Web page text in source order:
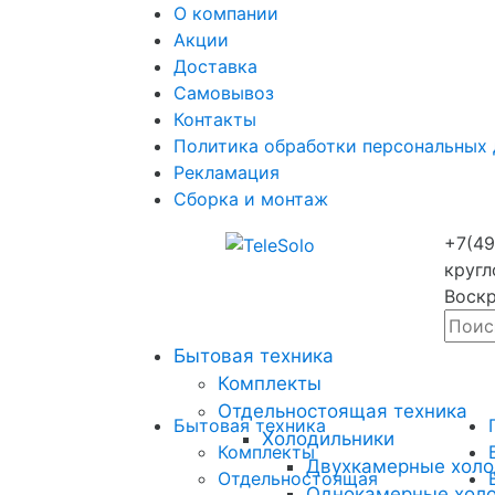
О компании
Акции
Доставка
Самовывоз
Контакты
Политика обработки персональных
Рекламация
Сборка и монтаж
Бытовая техника
Комплекты
Отдельностоящая техника
Холодильники
Двухкамерные
Бытовая техника
Комплекты
Отдельностоящая